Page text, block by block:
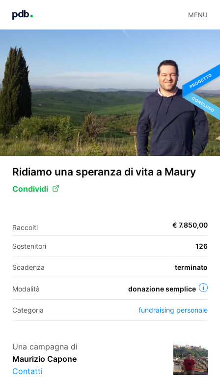
MENU
IT
EN
ES
Ridiamo una speranza di vita a Maury
Condividi
Raccolti € 7.850,00
Sostenitori 126
Scadenza terminato
Modalità donazione semplice
Categoria fundraising personale
Una campagna di
Maurizio Capone
Contatti